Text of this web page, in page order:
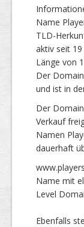
Name
TLD-
aktiv seit
Länge von
Der
und ist in
Der
Verkauf
Namen
dauerhaft
Name mit
Level
Ebenfalls